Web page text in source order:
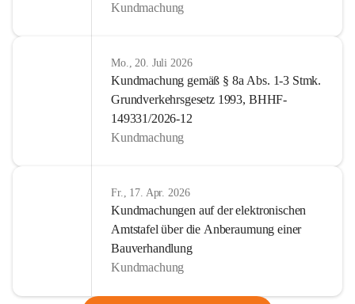
Kundmachung
Mo., 20. Juli 2026
Kundmachung gemäß § 8a Abs. 1-3 Stmk.
Grundverkehrsgesetz 1993, BHHF-
149331/2026-12
Kundmachung
Fr., 17. Apr. 2026
Kundmachungen auf der elektronischen
Amtstafel über die Anberaumung einer
Bauverhandlung
Kundmachung